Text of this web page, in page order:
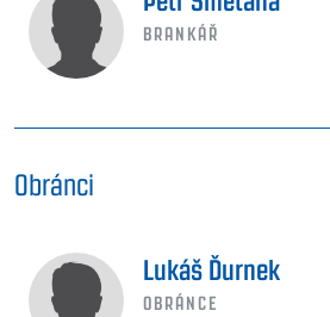
BRANKÁŘ
Obránci
Lukáš Ďurnek
OBRÁNCE